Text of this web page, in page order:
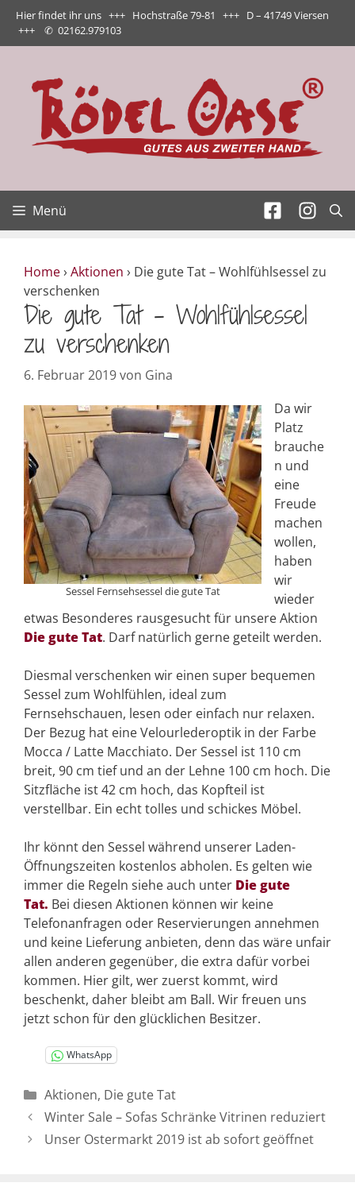
Zum
Inhalt
springen
Hier findet ihr uns +++ Hochstraße 79-81 +++ D – 41749 Viersen
+++ ✆ 02162.979103
Menü
Home› Aktionen › Die gute Tat – Wohlfühlsessel zu
verschenken
Die gute Tat – Wohlfühlsessel
zu verschenken
6. Februar 2019von Gina
Sessel Fernsehsessel die gute Tat
Da wir
Platz
brauche
n und
eine
Freude
machen
wollen,
haben
wir
wieder
etwas Besonderes rausgesucht für unsere Aktion
Die gute Tat. Darf natürlich gerne geteilt werden.
Diesmal verschenken wir einen super bequemen
Sessel zum Wohlfühlen, ideal zum
Fernsehschauen, lesen oder einfach nur relaxen.
Der Bezug hat eine Velourlederoptik in der Farbe
Mocca / Latte Macchiato. Der Sessel ist 110 cm
breit, 90 cm tief und an der Lehne 100 cm hoch. Die
Sitzfläche ist 42 cm hoch, das Kopfteil ist
verstellbar. Ein echt tolles und schickes Möbel.
Ihr könnt den Sessel während unserer Laden-
Öffnungszeiten kostenlos abholen. Es gelten wie
immer die Regeln siehe auch unter Die gute
Tat. Bei diesen Aktionen können wir keine
Telefonanfragen oder Reservierungen annehmen
und keine Lieferung anbieten, denn das wäre unfair
allen anderen gegenüber, die extra dafür vorbei
kommen. Hier gilt, wer zuerst kommt, wird
beschenkt, daher bleibt am Ball. Wir freuen uns
jetzt schon für den glücklichen Besitzer.
WhatsApp
Kategorien
Aktionen, Die gute Tat
Winter Sale – Sofas Schränke Vitrinen reduziert
Unser Ostermarkt 2019 ist ab sofort geöffnet